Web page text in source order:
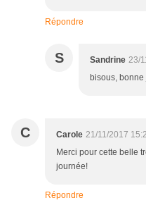
Répondre
S Sandrine 23/
bisous,
C Carole 21/11/2017
Merci pour cette belle
journée!
Répondre